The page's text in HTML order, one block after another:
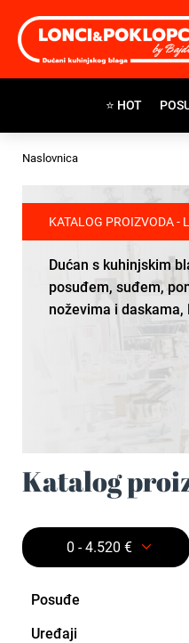
⭐ HOT
Naslovnica
KATALOG PROIZVODA -
Dućan s kuhinjskim
posuđem, suđem,
noževima i daskama,
Katalog
0 - 4.520 €
Posuđe
Uređaji